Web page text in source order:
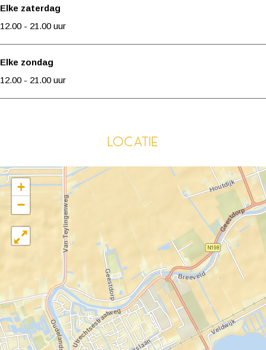
Elke zaterdag
12.00 - 21.00 uur
Elke zondag
12.00 - 21.00 uur
Locatie
+
−